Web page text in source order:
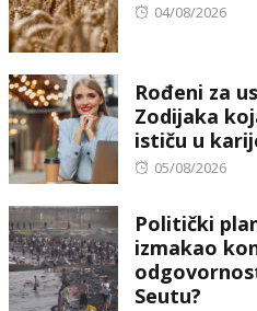
Posted
04/08/2026
Rođeni za
Zodijaka
ističu u
Posted
05/08/2026
Politički
izmakao
Seutu?